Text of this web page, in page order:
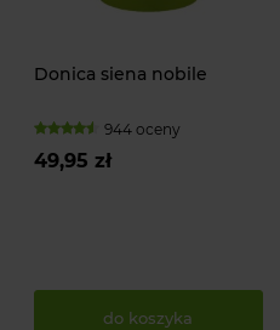
Donica siena nobile
944 oceny
49,95 zł
do koszyka